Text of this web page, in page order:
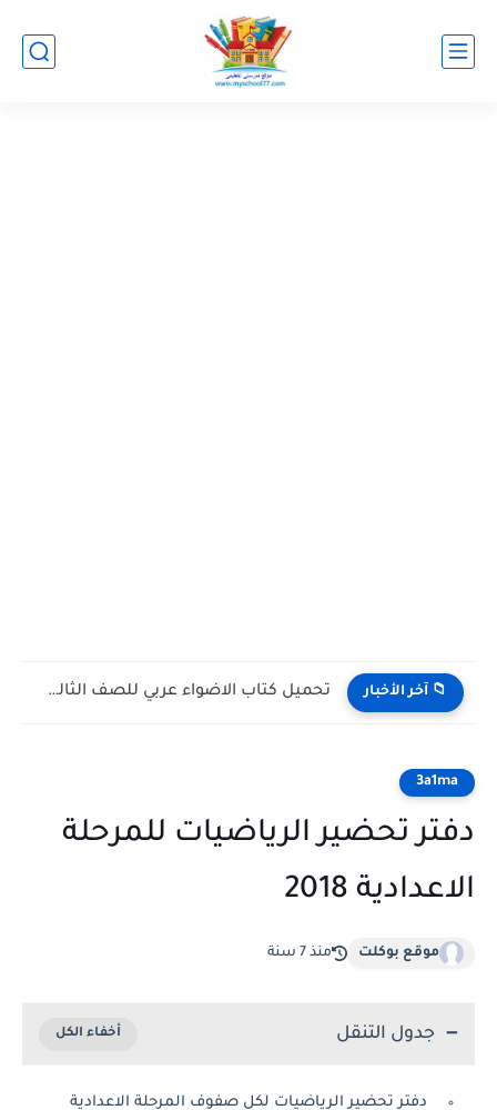
📁 آخر الأخبار تحميل كتاب الاضواء عربي للصف الثالث الثانوي 2027 PDF...
3a1ma
دفتر تحضير الرياضيات للمرحلة
الاعدادية 2018
موقع بوكلت منذ 7 سنة
جدول التنقل
دفتر تحضير الرياضيات لكل صفوف المرحلة الاعدادية